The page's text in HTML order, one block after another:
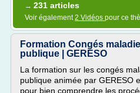
→ 231 articles
Voir également2 Vidéos pour ce
Formation Congés
publique | GERESO
La formation sur les congés
publique animée par GERESO
pour bien comprendre les